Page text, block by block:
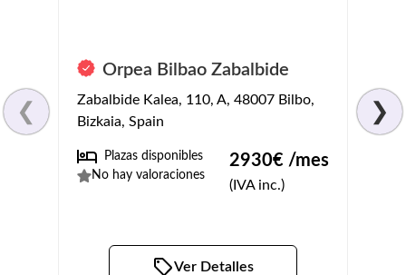
❮
Orpea Bilbao Zabalbide
Zabalbide Kalea, 110, A, 48007 Bilbo,
Bizkaia, Spain
Plazas disponibles
No hay valoraciones
2930€ /mes
(IVA inc.)
Ver Detalles
❯